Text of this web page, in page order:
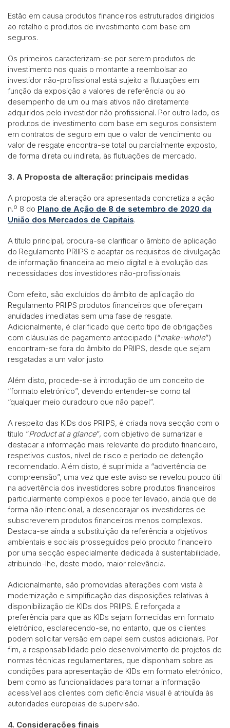
Estão em causa produtos financeiros estruturados dirigidos
ao retalho e produtos de investimento com base em
seguros.
Os primeiros caracterizam-se por serem produtos de
investimento nos quais o montante a reembolsar ao
investidor não-profissional está sujeito a flutuações em
função da exposição a valores de referência ou ao
desempenho de um ou mais ativos não diretamente
adquiridos pelo investidor não profissional. Por outro lado, os
produtos de investimento com base em seguros consistem
em contratos de seguro em que o valor de vencimento ou
valor de resgate encontra-se total ou parcialmente exposto,
de forma direta ou indireta, às flutuações de mercado.
3. A Proposta de alteração: principais medidas
A proposta de alteração ora apresentada concretiza a ação
n.º 8 do Plano de Ação de 8 de setembro de 2020 da
União dos Mercados de Capitais.
A título principal, procura-se clarificar o âmbito de aplicação
do Regulamento PRIIPS e adaptar os requisitos de divulgação
de informação financeira ao meio digital e à evolução das
necessidades dos investidores não-profissionais.
Com efeito, são excluídos do âmbito de aplicação do
Regulamento PRIIPS produtos financeiros que ofereçam
anuidades imediatas sem uma fase de resgate.
Adicionalmente, é clarificado que certo tipo de obrigações
com cláusulas de pagamento antecipado (“make-whole”)
encontram-se fora do âmbito do PRIIPS, desde que sejam
resgatadas a um valor justo.
Além disto, procede-se à introdução de um conceito de
“formato eletrónico”, devendo entender-se como tal
“qualquer meio duradouro que não papel”.
A respeito das KIDs dos PRIIPS, é criada nova secção com o
título “Product at a glance”, com objetivo de sumarizar e
destacar a informação mais relevante do produto financeiro,
respetivos custos, nível de risco e período de detenção
recomendado. Além disto, é suprimida a “advertência de
compreensão”, uma vez que este aviso se revelou pouco útil
na advertência dos investidores sobre produtos financeiros
particularmente complexos e pode ter levado, ainda que de
forma não intencional, a desencorajar os investidores de
subscreverem produtos financeiros menos complexos.
Destaca-se ainda a substituição da referência a objetivos
ambientais e sociais prosseguidos pelo produto financeiro
por uma secção especialmente dedicada à sustentabilidade,
atribuindo-lhe, deste modo, maior relevância.
Adicionalmente, são promovidas alterações com vista à
modernização e simplificação das disposições relativas à
disponibilização de KIDs dos PRIIPS. É reforçada a
preferência para que as KIDs sejam fornecidas em formato
eletrónico, esclarecendo-se, no entanto, que os clientes
podem solicitar versão em papel sem custos adicionais. Por
fim, a responsabilidade pelo desenvolvimento de projetos de
normas técnicas regulamentares, que disponham sobre as
condições para apresentação de KIDs em formato eletrónico,
bem como as funcionalidades para tornar a informação
acessível aos clientes com deficiência visual é atribuída às
autoridades europeias de supervisão.
4. Considerações finais